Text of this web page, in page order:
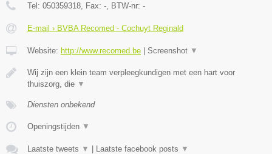
Tel: 050359318 , Fax: - , BTW-nr: -
E-mail › BVBA Recomed - Cochuyt Reginald
Website: http://www.recomed.be | Screenshot ▼
Wij zijn een klein team verpleegkundigen met een hart voor
thuiszorg, die ▼
Diensten onbekend
Openingstijden ▼
Laatste tweets ▼ | Laatste facebook posts ▼